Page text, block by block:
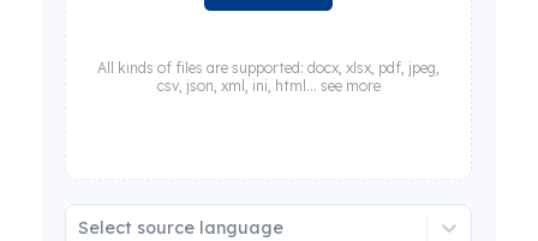
All kinds of files are supported: docx, xlsx, pdf, jpeg,
csv, json, xml, ini, html... see more
Select source language